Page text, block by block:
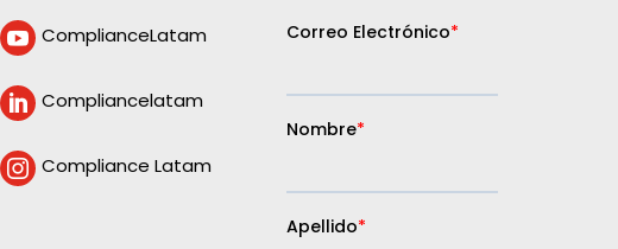
 ComplianceLatam
 Compliancelatam
 Compliance Latam